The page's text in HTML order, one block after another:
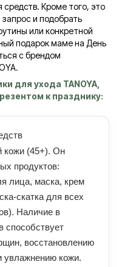
Кроме того, это
и подобрать
или конкретной
подарок маме на День
с брендом
для ухода TANOYA,
к празднику:
кожи (45+). Он
продуктов:
лица, маска, крем
скатка для всех
Наличие в
способствует
восстановлению
увлажнению кожи.